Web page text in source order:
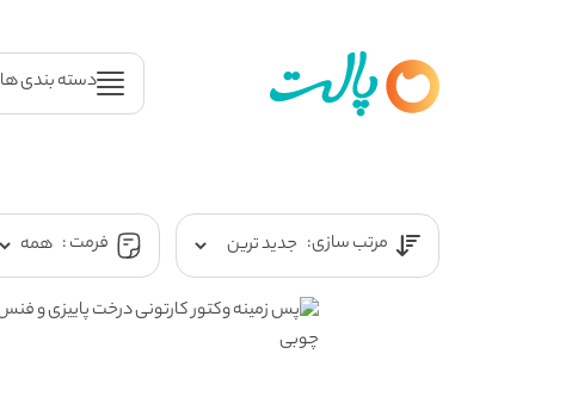
دسته بندی ها
مرتب سازی: فرمت :